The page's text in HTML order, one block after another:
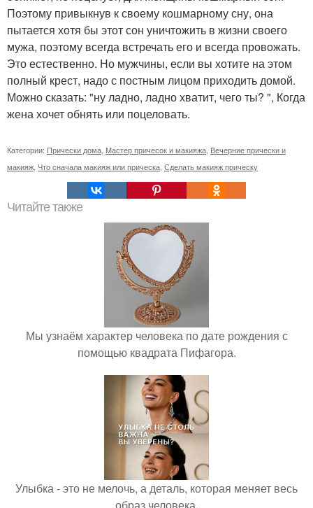
Поэтому привыкнув к своему кошмарному сну, она
пытается хотя бы этот сон уничтожить в жизни своего
мужа, поэтому всегда встречать его и всегда провожать.
Это естественно. Но мужчины, если вы хотите на этом
полный крест, надо с постным лицом приходить домой.
Можно сказать: "ну ладно, ладно хватит, чего ты? ", Когда
жена хочет обнять или поцеловать.
Категории: Прически дома Мастер причесок и макияжа Вечерние прически и
макияж Что сначала макияж или прическа Сделать макияж прическу
Читайте также
Мы узнаём характер человека по дате рождения с
помощью квадрата Пифагора.
Улыбка - это не мелочь, а деталь, которая меняет весь